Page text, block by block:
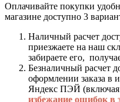
Оплачивайте покупки
магазине доступно 3
Наличный расчет
приезжаете на наш
забираете его,
Безналичный расчет
оформлении заказа в
Яндекс ПЭЙ
избежание ошибок в